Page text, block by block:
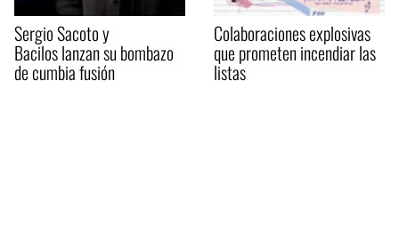
Sergio Sacoto y
Bacilos lanzan su bombazo
de cumbia fusión
Colaboraciones explosivas
que prometen incendiar las
listas